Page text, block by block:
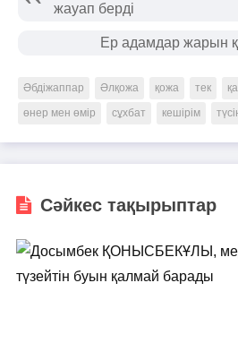
жауап берді
Ер адамдар жарын
Әбдіжаппар Әлқожа қожа тек
өнер мен өмір
сұхбат кешірім
Сәйкес тақырыптар